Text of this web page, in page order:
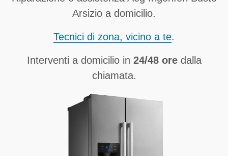
Arsizio a domicilio.
Tecnici di zona, vicino a te.
Interventi a domicilio in 24/48 oredalla
chiamata.